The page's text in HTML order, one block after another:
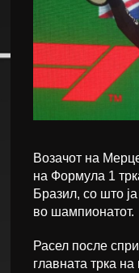
Возачот на
на Формула 1
Бразил, со што
во шампионатот.
Расел после
главната трка